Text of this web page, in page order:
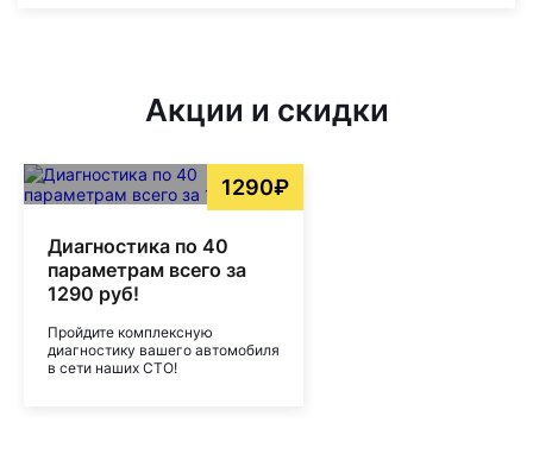
Акции и скидки
1290₽
Диагностика по 40
параметрам всего за
1290 руб!
Пройдите комплексную
диагностику вашего автомобиля
в сети наших СТО!